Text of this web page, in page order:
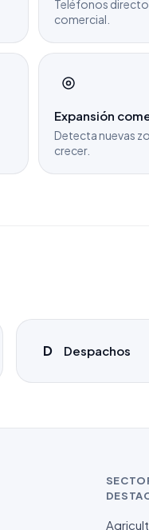
Teléfonos
comercial.
Expansión
Detecta nuevas
crecer.
D Despachos